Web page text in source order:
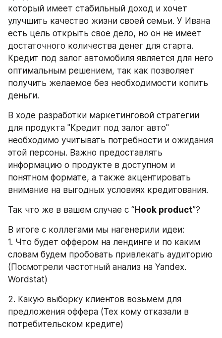
который имеет стабильный доход и хочет
улучшить качество жизни своей семьи. У Ивана
есть цель открыть свое дело, но он не имеет
достаточного количества денег для старта.
Кредит под залог автомобиля является для него
оптимальным решением, так как позволяет
получить желаемое без необходимости копить
деньги.
В ходе разработки маркетинговой стратегии
для продукта "Кредит под залог авто"
необходимо учитывать потребности и ожидания
этой персоны. Важно предоставлять
информацию о продукте в доступном и
понятном формате, а также акцентировать
внимание на выгодных условиях кредитования.
Так что же в вашем случае с “Hook product”?
В итоге с коллегами мы нагенерили идеи:
1. Что будет оффером на лендинге и по каким
словам будем пробовать привлекать аудиторию
(Посмотрели частотный анализ на Yandex.
Wordstat)
2. Какую выборку клиентов возьмем для
предложения оффера (Тех кому отказали в
потребительском кредите)